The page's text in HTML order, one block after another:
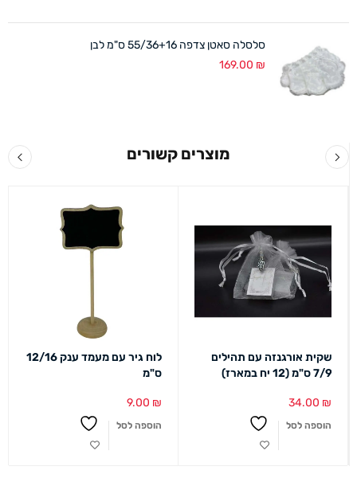
סלסלה סאטן צדפה 55/36+16 ס"מ לבן
169.00 ₪
מוצרים קשורים
שקית אורגנזה עם תהילים
7/9 ס"מ (12 יח במארז)
34.00 ₪
הוספה לסל
לוח גיר עם מעמד ענק 12/16
ס"מ
9.00 ₪
הוספה לסל